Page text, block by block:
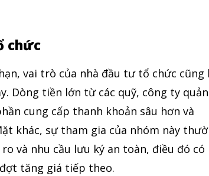
chức
vai trò của nhà đầu tư tổ chức cũng
Dòng tiền lớn từ các quỹ, công ty
cung cấp thanh khoản sâu hơn và
khác, sự tham gia của nhóm này
và nhu cầu lưu ký an toàn, điều đó có
tăng giá tiếp theo.